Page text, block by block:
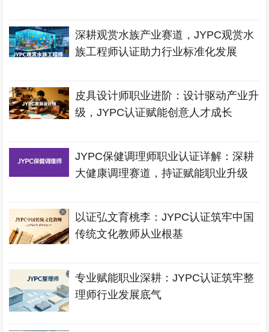
深耕观赏水族产业赛道，JYPC观赏水
族工程师认证助力行业标准化发展
皮具设计师职业进阶：设计驱动产业升
级，JYPC认证赋能创意人才成长
JYPC保健调理师职业认证详解：深耕
大健康调理赛道，持证赋能职业升级
以证弘文育桃李：JYPC认证筑牢中国
传统文化教师从业根基
专业赋能职业深耕：JYPC认证筑牢整
理师行业发展底气